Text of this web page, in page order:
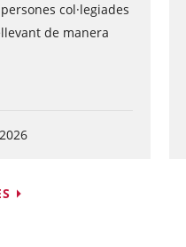
col·legiades
de manera